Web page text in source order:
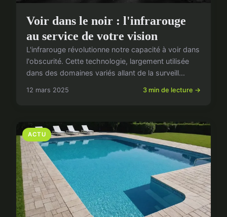
Voir dans le noir : l'infrarouge
au service de votre vision
L'infrarouge révolutionne notre capacité à voir dans
l'obscurité. Cette technologie, largement utilisée
dans des domaines variés allant de la surveill...
12 mars 2025 3 min de lecture →
ACTU